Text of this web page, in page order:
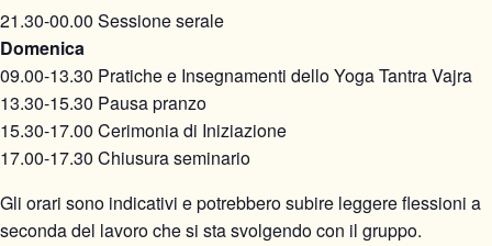
21.30-00.00 Sessione serale
Domenica
09.00-13.30 Pratiche e Insegnamenti dello Yoga Tantra Vajra
13.30-15.30 Pausa pranzo
15.30-17.00 Cerimonia di Iniziazione
17.00-17.30 Chiusura seminario
Gli orari sono indicativi e potrebbero subire leggere flessioni a
seconda del lavoro che si sta svolgendo con il gruppo.